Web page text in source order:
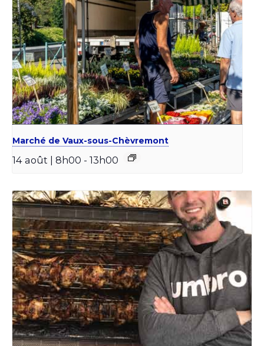
Marché de Vaux-sous-Chèvremont
14 août | 8h00 - 13h00